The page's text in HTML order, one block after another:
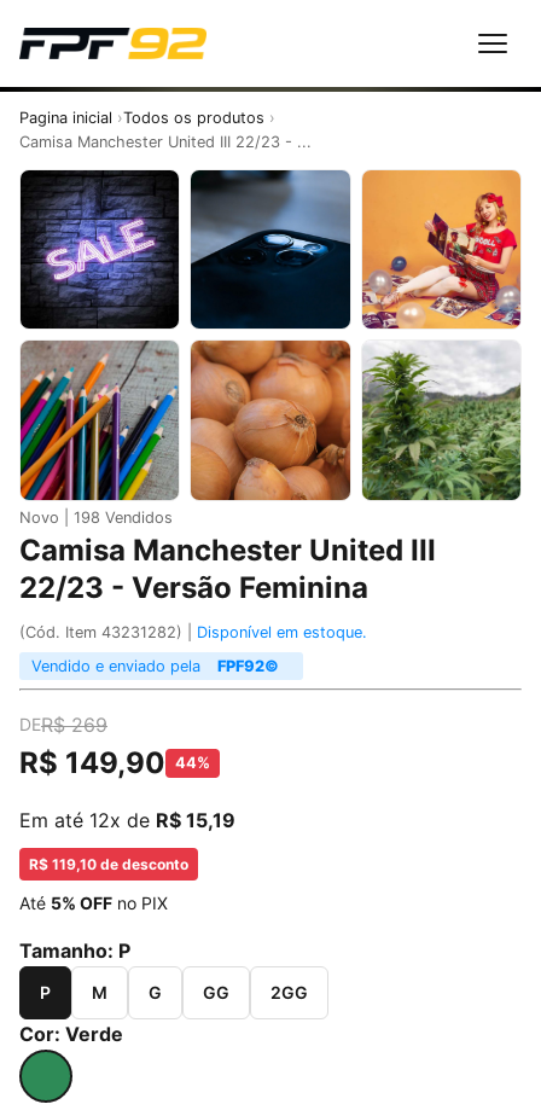
Pagina inicial
Todos os produtos
Camisa Manchester United III 22/23 - ...
Novo | 198 Vendidos
Camisa Manchester United III
22/23 - Versão Feminina
(Cód. Item 43231282) | Disponível em estoque.
Vendido e enviado pela
FPF92©
DER$ 269
R$ 149,90 44%
Em até 12x de R$ 15,19
R$ 119,10 de desconto
Até 5% OFF no PIX
Tamanho: P
P M G GG 2GG
Cor: Verde